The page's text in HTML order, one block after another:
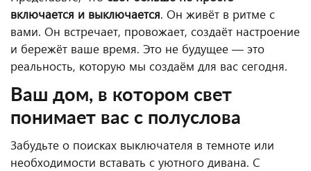
включается и выключается. Он живёт в ритме с
вами. Он встречает, провожает, создаёт настроение
и бережёт ваше время. Это не будущее — это
реальность, которую мы создаём для вас сегодня.
Ваш дом, в котором свет
понимает вас с полуслова
Забудьте о поисках выключателя в темноте или
необходимости вставать с уютного дивана. С